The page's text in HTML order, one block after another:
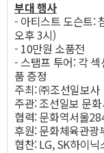
부대 행사
- 아티스트 도슨트:
오후 3시)
- 10만원 소품전
- 스탬프 투어: 각
품 증정
주최: ㈜조선일보사
주관: 조선일보 문
협력: 문화역서울
후원: 문화체육관광
협찬: LG, SK하이닉